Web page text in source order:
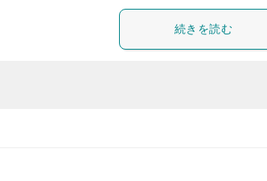
続きを読む